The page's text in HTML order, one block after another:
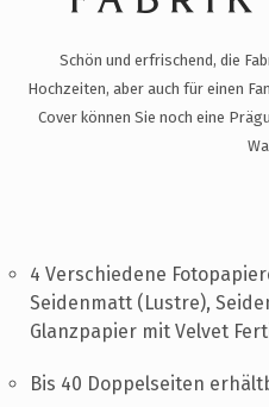
Schön und erfrischend, die
Hochzeiten, aber auch für einen
Cover können Sie noch eine
4 Verschiedene
Seidenmatt (Lustre),
Glanzpapier mit Velvet
Bis 40 Doppelseiten